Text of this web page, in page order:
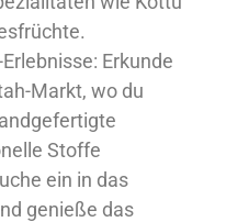
Erkunde
Markt, wo du
Stoffe
ein in das
genieße das